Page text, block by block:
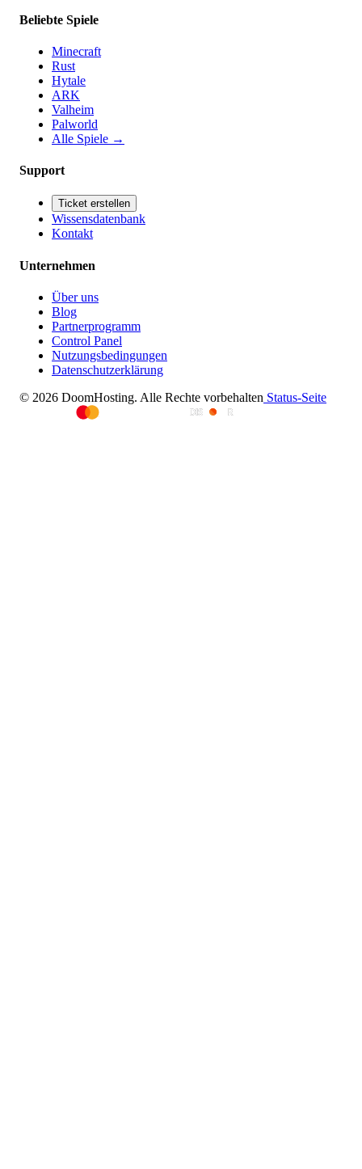
Beliebte Spiele
Minecraft
Rust
Hytale
ARK
Valheim
Palworld
Alle Spiele →
Support
Ticket erstellen
Wissensdatenbank
Kontakt
Unternehmen
Über uns
Blog
Partnerprogramm
Control Panel
Nutzungsbedingungen
Datenschutzerklärung
© 2026 DoomHosting. Alle Rechte vorbehalten Status-Seite